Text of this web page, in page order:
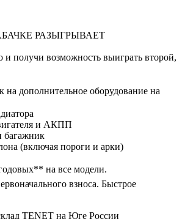
РАЗЫГРЫВАЕТ
и получи возможность выиграть второй,
на дополнительное оборудование на
и АКПП
багажник
(включая пороги и арки)
на все модели.
взноса. Быстрое
TENET на Юге России